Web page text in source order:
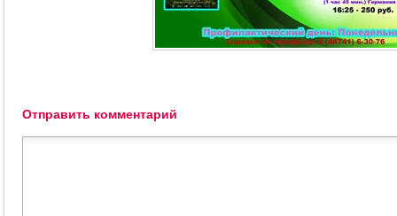
Отправить комментарий